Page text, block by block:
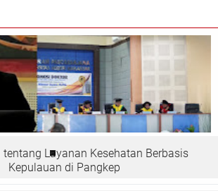
Layanan Kesehatan Berbasis
Kepulauan di Pangkep